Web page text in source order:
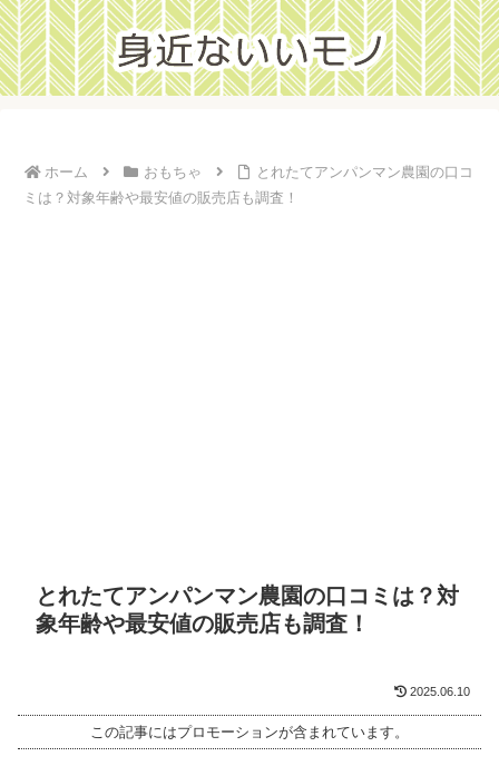
ホーム おもちゃ
とれたてアンパンマン農園の口コ
ミは？対象年齢や最安値の販売店も調査！
とれたてアンパンマン農園の口コミは？対
象年齢や最安値の販売店も調査！
2025.06.10
この記事にはプロモーションが含まれています。